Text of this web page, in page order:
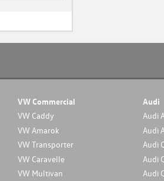
VW Commercial
VW Caddy
VW Amarok
VW Transporter
VW Caravelle
VW Multivan
Audi
Audi
Audi
Audi
Audi
Audi